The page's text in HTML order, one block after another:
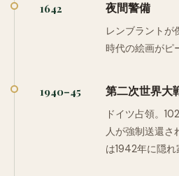
1642 夜間警備
レンブラントが
時代の絵画がピ
1940–45 第二次世界大
ドイツ占領。
人が強制送還さ
は1942年に隠れ